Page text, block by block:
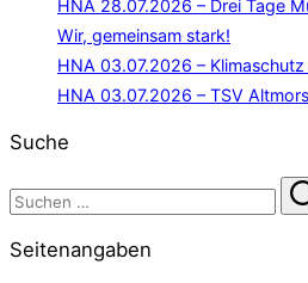
HNA 28.07.2026 – Drei Tage
Wir, gemeinsam stark!
HNA 03.07.2026 –
HNA 03.07.2026 – TSV
Suche
Suchen
nach:
Seitenangaben